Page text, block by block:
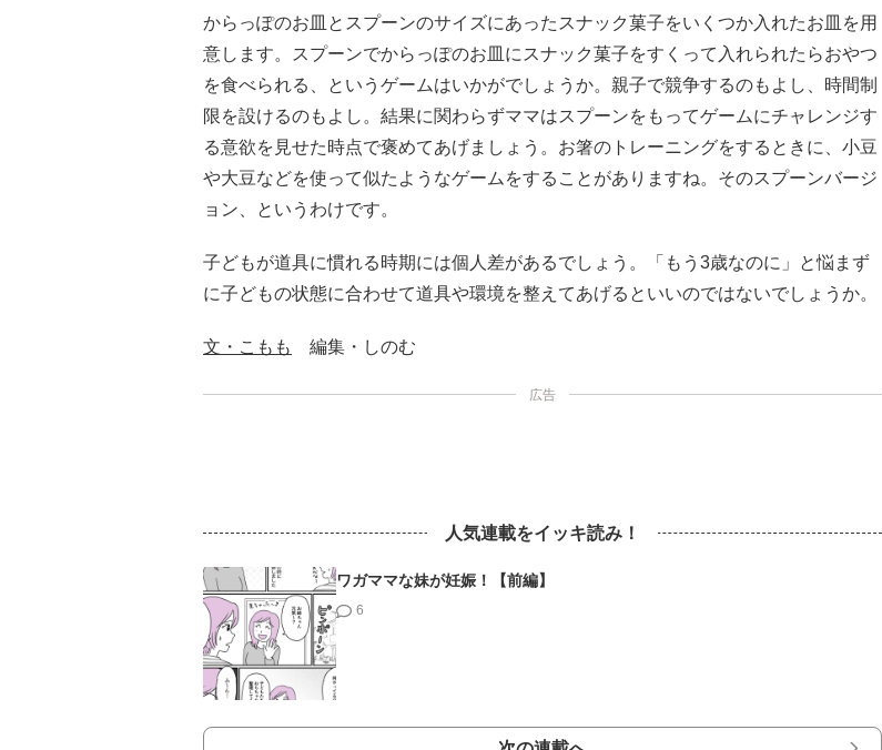
からっぽのお皿とスプーンのサイズにあったスナック菓子をいくつか入れたお皿を用
意します。スプーンでからっぽのお皿にスナック菓子をすくって入れられたらおやつ
を食べられる、というゲームはいかがでしょうか。親子で競争するのもよし、時間制
限を設けるのもよし。結果に関わらずママはスプーンをもってゲームにチャレンジす
る意欲を見せた時点で褒めてあげましょう。お箸のトレーニングをするときに、小豆
や大豆などを使って似たようなゲームをすることがありますね。そのスプーンバージ
ョン、というわけです。
子どもが道具に慣れる時期には個人差があるでしょう。「もう3歳なのに」と悩まず
に子どもの状態に合わせて道具や環境を整えてあげるといいのではないでしょうか。
文・こもも 編集・しのむ
広告
人気連載をイッキ読み！
ワガママな妹が妊娠！【前編】
6